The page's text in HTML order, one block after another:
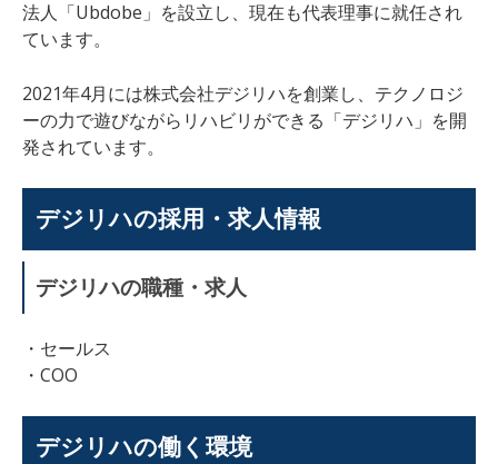
法人「Ubdobe」を設立し、現在も代表理事に就任され
ています。
2021年4月には株式会社デジリハを創業し、テクノロジ
ーの力で遊びながらリハビリができる「デジリハ」を開
発されています。
デジリハの採用・求人情報
デジリハの職種・求人
・セールス
・COO
デジリハの働く環境